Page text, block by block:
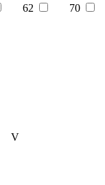
62
70
V